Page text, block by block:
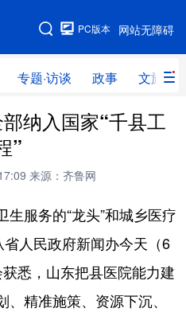
网站无障碍
PC版本
专题·访谈 政事 文旅
地图
时政 人事
全球连线
体育 文化
访谈 视频
纳入国家“千县工
”
来源：齐鲁网
服务的“龙头”和城乡医疗
省人民政府新闻办今天（6
悉，山东把县医院能力建
精准施策、资源下沉、